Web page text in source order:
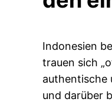
Indonesien
trauen sich
authentische
und darüber